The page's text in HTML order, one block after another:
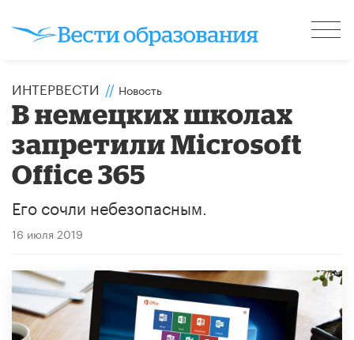
ИНТЕРВЕСТИ // Новость
В немецких школах
запретили Microsoft
Office 365
Его сочли небезопасным.
16 июля 2019